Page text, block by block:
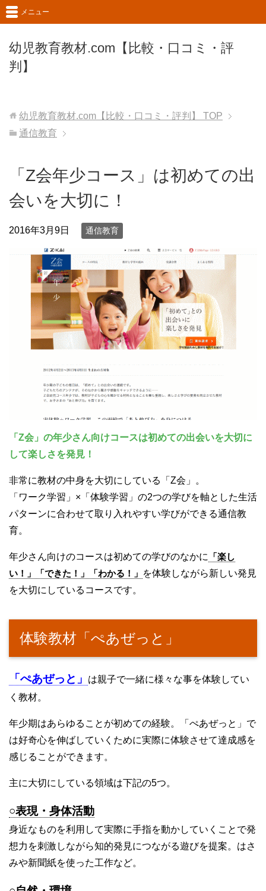
幼児教育教材.com【比較・口コミ・評
判】
メニュー
幼児教育教材.com【比較・口コミ・評判】
TOP
通信教育
「Z会年少コース」は初めての出
会いを大切に！
2016年3月9日 通信教育
「Z会」の年少さん向けコースは初めての出会いを大切に
して楽しさを発見！
非常に教材の中身を大切にしている「Z会」。
「ワーク学習」×「体験学習」の2つの学びを軸とした生活
パターンに合わせて取り入れやすい学びができる通信教
育。
年少さん向けのコースは初めての学びのなかに
「楽し
い！」「できた！」「わかる！」 を体験しながら新しい発見
を大切にしているコースです。
体験教材「ぺあぜっと」
「ぺあぜっと」
は親子で一緒に様々な事を体験してい
く教材。
年少期はあらゆることが初めての経験。「ぺあぜっと」で
は好奇心を伸ばしていくために実際に体験させて達成感を
感じることができます。
主に大切にしている領域は下記の5つ。
○表現・身体活動
身近なものを利用して実際に手指を動かしていくことで発
想力を刺激しながら知的発見につながる遊びを提案。はさ
みや新聞紙を使った工作など。